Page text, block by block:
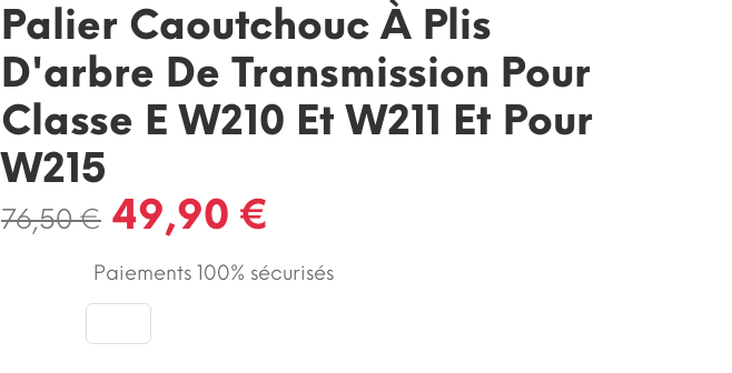
Palier Caoutchouc À Plis
D'arbre De Transmission Pour
Classe E W210 Et W211 Et Pour
W215
76,50 € 49,90 €
Paiements 100% sécurisés